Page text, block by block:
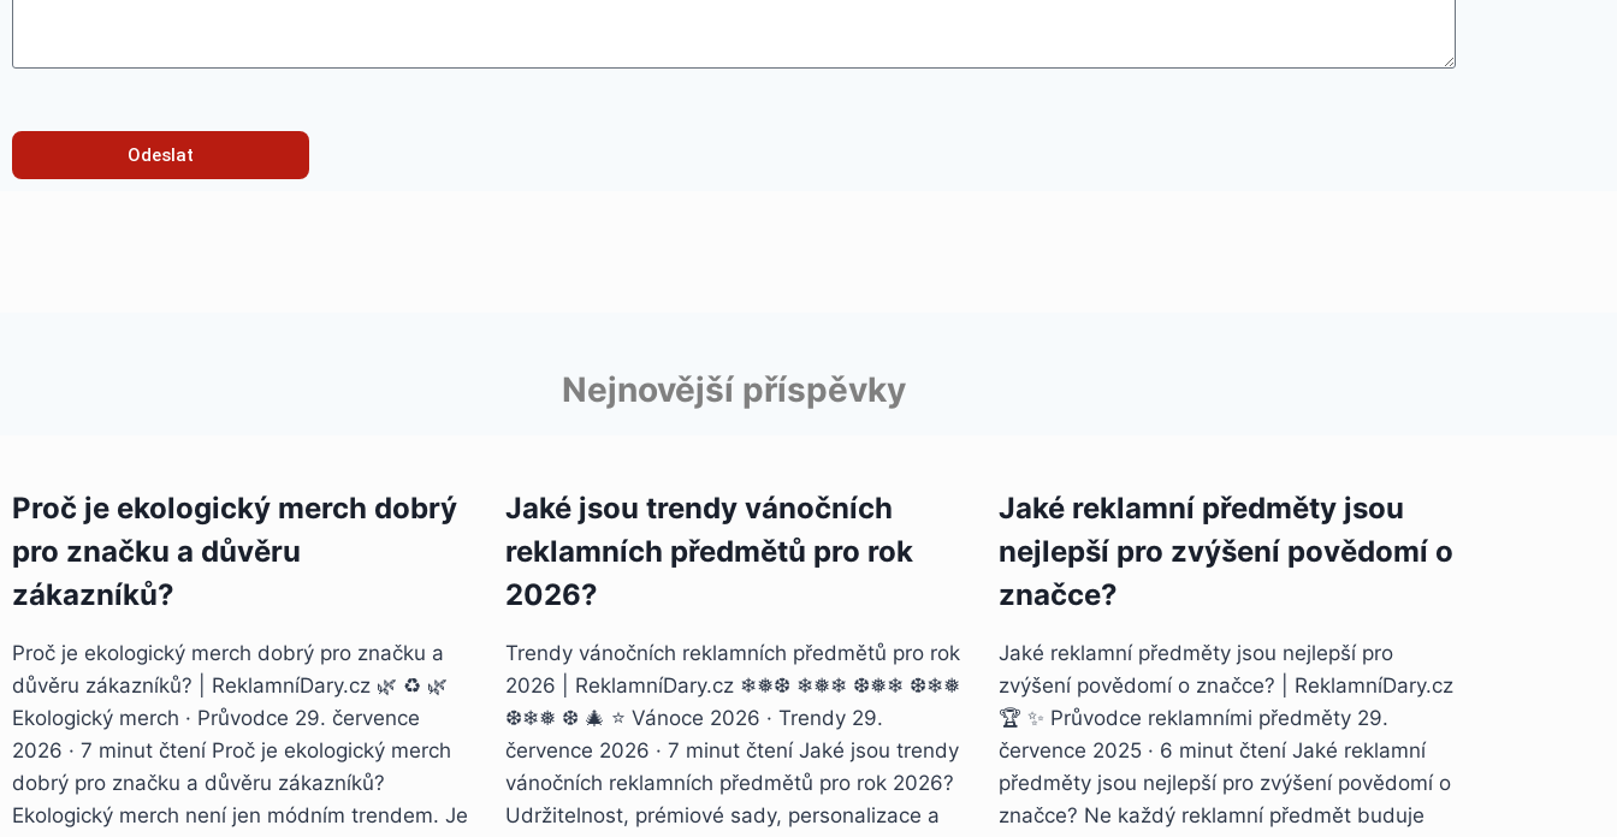
Odeslat
Nejnovější příspěvky
Proč je ekologický merch dobrý
pro značku a důvěru
zákazníků?
Proč je ekologický merch dobrý pro značku a
důvěru zákazníků? | ReklamníDary.cz 🌿 ♻️ 🌿
Ekologický merch · Průvodce 29. července
2026 · 7 minut čtení Proč je ekologický merch
dobrý pro značku a důvěru zákazníků?
Ekologický merch není jen módním trendem. Je
Jaké jsou trendy vánočních
reklamních předmětů pro rok
2026?
Trendy vánočních reklamních předmětů pro rok
2026 | ReklamníDary.cz ❄❅❆ ❄❅❄ ❆❅❄ ❆❄❅
❆❄❅ ❆ 🎄 ⭐ Vánoce 2026 · Trendy 29.
července 2026 · 7 minut čtení Jaké jsou trendy
vánočních reklamních předmětů pro rok 2026?
Udržitelnost, prémiové sady, personalizace a
Jaké reklamní předměty jsou
nejlepší pro zvýšení povědomí o
značce?
Jaké reklamní předměty jsou nejlepší pro
zvýšení povědomí o značce? | ReklamníDary.cz
🏆 ✨ Průvodce reklamními předměty 29.
července 2025 · 6 minut čtení Jaké reklamní
předměty jsou nejlepší pro zvýšení povědomí o
značce? Ne každý reklamní předmět buduje